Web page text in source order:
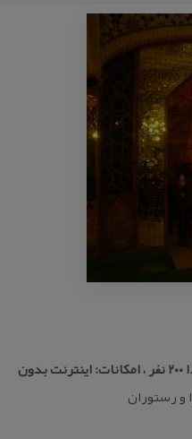
و رستوران